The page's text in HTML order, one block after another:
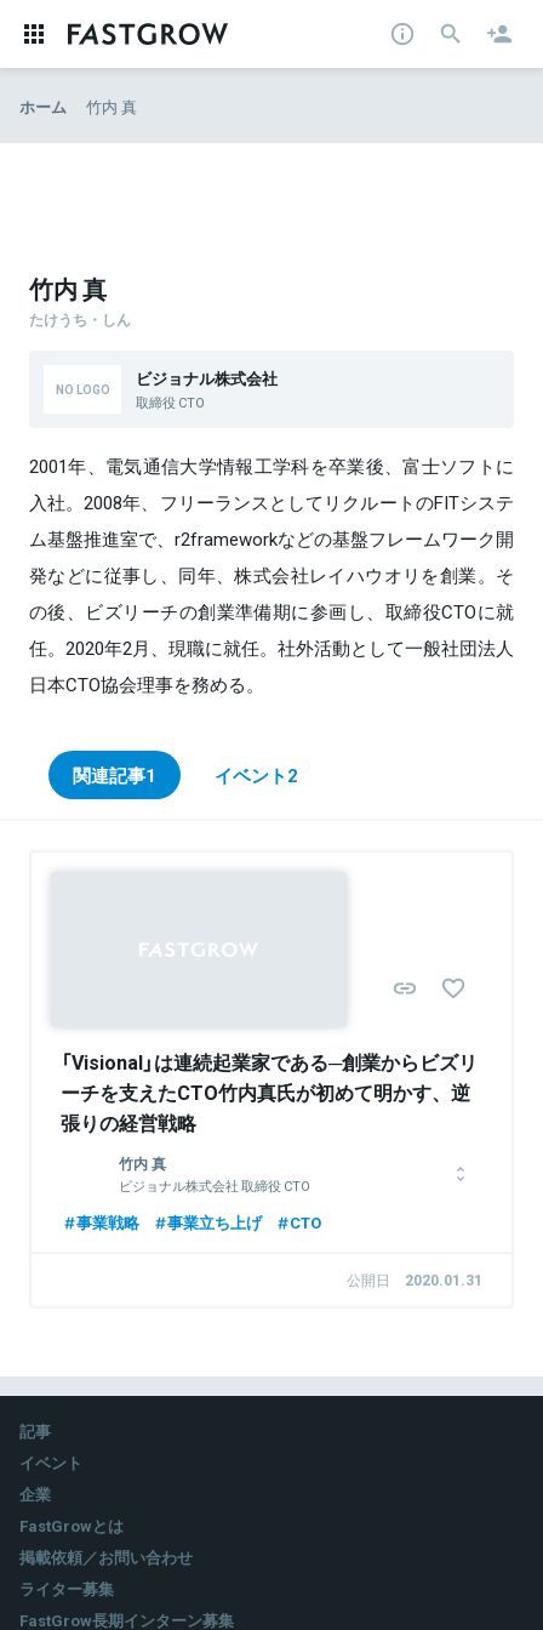
ホーム 竹内 真
竹内 真
たけうち・しん
ビジョナル株式会社
取締役 CTO
2001年、電気通信大学情報工学科を卒業後、富士ソフトに
入社。2008年、フリーランスとしてリクルートのFITシステ
ム基盤推進室で、r2frameworkなどの基盤フレームワーク開
発などに従事し、同年、株式会社レイハウオリを創業。そ
の後、ビズリーチの創業準備期に参画し、取締役CTOに就
任。2020年2月、現職に就任。社外活動として一般社団法人
日本CTO協会理事を務める。
関連記事1 イベント2
「Visional」は連続起業家である─創業からビズリ
ーチを支えたCTO竹内真氏が初めて明かす、逆
張りの経営戦略
竹内 真
ビジョナル株式会社 取締役 CTO
2001年、電気通信大学情報工学科を卒業後、富士ソフトに入
社。2008年、フリーランスとしてリクルートのFITシステム基盤
従事し、同年、株式会社レイハウオリを創業。その後、ビズリー
事業戦略 事業立ち上げ CTO
公開日 2020.01.31
記事
イベント
企業
FastGrowとは
掲載依頼／お問い合わせ
ライター募集
FastGrow長期インターン募集